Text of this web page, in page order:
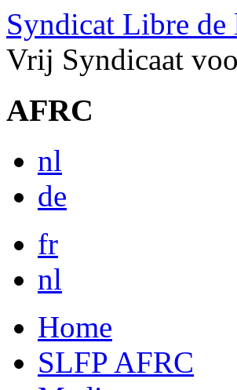
Syndicat Libre
Vrij Syndicaat
AFRC
nl
de
fr
nl
Menu principal
Home
SLFP AFRC